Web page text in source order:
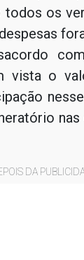
os
vista o
DA